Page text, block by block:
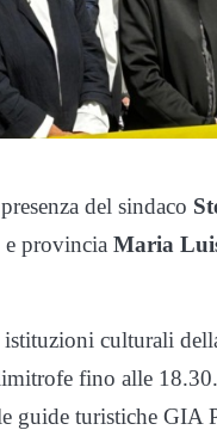
del sindaco
provincia Maria
culturali
fino alle 18.30.
guide turistiche GIA